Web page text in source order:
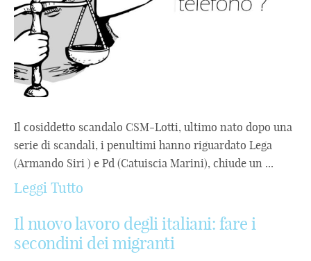
Il cosiddetto scandalo CSM-Lotti, ultimo nato dopo una
serie di scandali, i penultimi hanno riguardato Lega
(Armando Siri ) e Pd (Catuiscia Marini), chiude un ...
Leggi Tutto
Il nuovo lavoro degli italiani: fare i
secondini dei migranti